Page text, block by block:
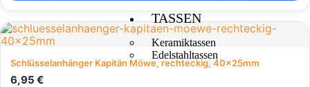
TASSEN
Keramiktassen
Edelstahltassen
Schlüsselanhänger Kapitän Möwe, rechteckig, 40x25mm
6,95 €